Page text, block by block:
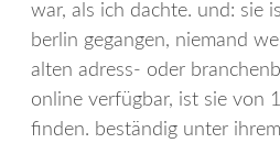
war, als ich dachte. und: sie
berlin gegangen, niemand
alten adress- oder
online verfügbar, ist sie von
finden. beständig unter